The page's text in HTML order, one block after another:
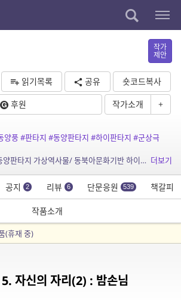
작가
제안
읽기목록 공유
숏코드복사
후원
작가소개 +
양풍#판타지 #동양판타지 #하이판타지 #군상극
소개: [[정통판타지/ 동양판타지 가상역사물/ 동북아문화기반 하이판타지/ 정치, 전쟁, 군상극]] 천강天講에 이르기를, 임금에 충성하고 아비에 효행하라. 그러나 왕은 늘 이 땅에서 무언가... 더보기
공지 2 리뷰 6 단문응원 539 책갈피
작품소개
(휴재 중)
자신의 자리(2) : 밤손님